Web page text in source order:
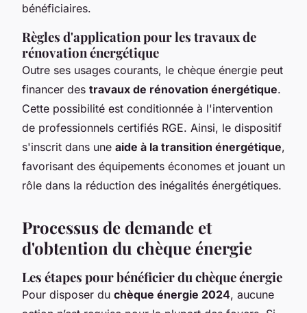
bénéficiaires.
Règles d'application pour les travaux de
rénovation énergétique
Outre ses usages courants, le chèque énergie peut
financer des travaux de rénovation énergétique.
Cette possibilité est conditionnée à l'intervention
de professionnels certifiés RGE. Ainsi, le dispositif
s'inscrit dans une aide à la transition énergétique,
favorisant des équipements économes et jouant un
rôle dans la réduction des inégalités énergétiques.
Processus de demande et
d'obtention du chèque énergie
Les étapes pour bénéficier du chèque énergie
Pour disposer du chèque énergie 2024, aucune